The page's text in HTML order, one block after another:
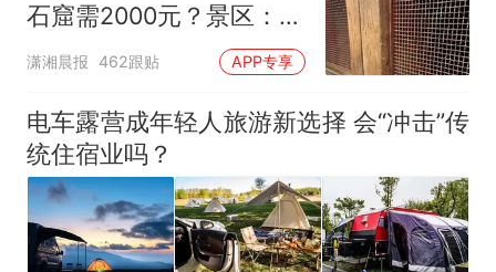
石窟需2000元？景区：部
分石窟受特别保护，游客
潇湘晨报 462跟贴 APP专享
电车露营成年轻人旅游新选择 会“冲击”传
统住宿业吗？